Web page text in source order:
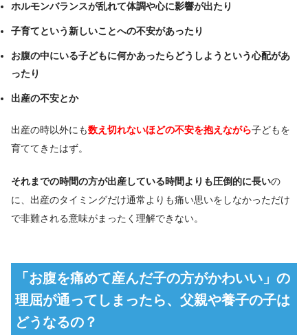
ホルモンバランスが乱れて体調や心に影響が出たり
子育てという新しいことへの不安があったり
お腹の中にいる子どもに何かあったらどうしようという心配があ
ったり
出産の不安とか
出産の時以外にも数え切れないほどの不安を抱えながら子どもを
育ててきたはず。
それまでの時間の方が出産している時間よりも圧倒的に長いの
に、出産のタイミングだけ通常よりも痛い思いをしなかっただけ
で非難される意味がまったく理解できない。
「お腹を痛めて産んだ子の方がかわいい」の
理屈が通ってしまったら、父親や養子の子は
どうなるの？